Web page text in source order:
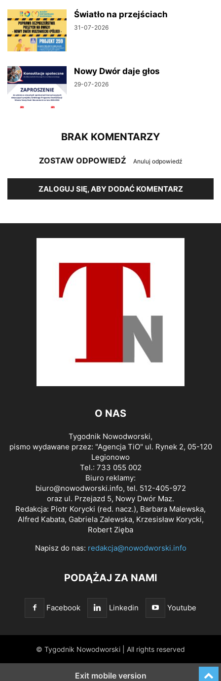
Światło na przejściach
31-07-2026
Nowy Dwór daje głos
29-07-2026
BRAK KOMENTARZY
ZOSTAW ODPOWIEDŹ Anuluj odpowiedź
ZALOGUJ SIĘ, ABY DODAĆ KOMENTARZ
O NAS
Tygodnik Nowodworski,
pismo wydawane przez: "Agencja TiO" ul. Rynek 2, 05-120
Legionowo
Tel.: 733 055 002
Biuro reklamy:
biuro@nowodworski.info, tel. 512-405-972
oraz ul. Przejazd 5, Nowy Dwór Maz.
Redakcja: Piotr Korycki (red. nacz.), Barbara Malewska,
Alfred Kabata, Gabriela Zalewska, Krzesisław Korycki,
Robert Zięba
Napisz do nas: redakcja@nowodworski.info
PODĄŻAJ ZA NAMI
Facebook Linkedin Youtube
© Tygodnik Nowodworski | All rights reserved
Exit mobile version